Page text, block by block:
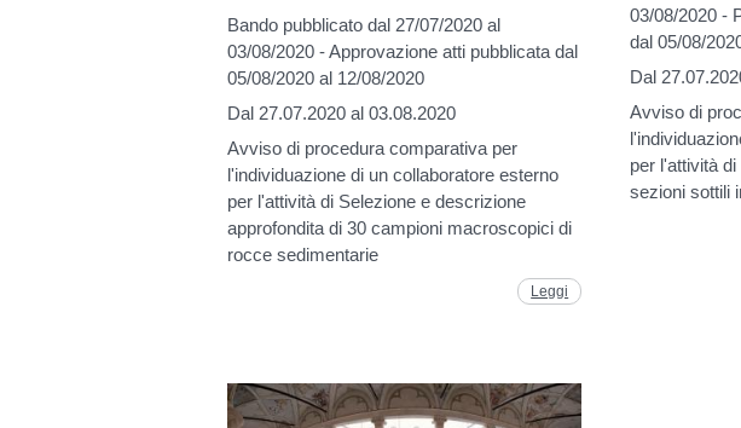
Bando pubblicato dal 27/07/2020 al
03/08/2020 - Approvazione atti pubblicata dal
05/08/2020 al 12/08/2020
Dal 27.07.2020 al 03.08.2020
Avviso di procedura comparativa per
l'individuazione di un collaboratore esterno
per l'attività di Selezione e descrizione
approfondita di 30 campioni macroscopici di
rocce sedimentarie
Leggi
03/08/2020 -
dal 05/08/
Dal
Avviso di
per l'attività
sezioni sottili